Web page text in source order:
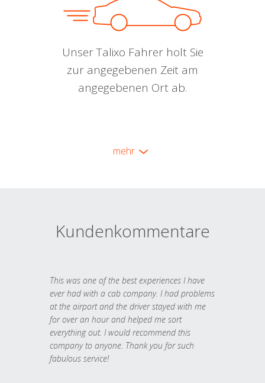
Unser Talixo Fahrer holt Sie
zur angegebenen Zeit am
angegebenen Ort ab.
mehr
Kundenkommentare
This was one of the best experiences I have
ever had with a cab company. I had problems
at the airport and the driver stayed with me
for over an hour and helped me sort
everything out. I would recommend this
company to anyone. Thank you for such
fabulous service!